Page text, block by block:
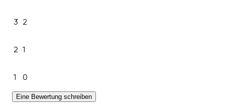
3 2
2 1
1 0
Eine Bewertung schreiben